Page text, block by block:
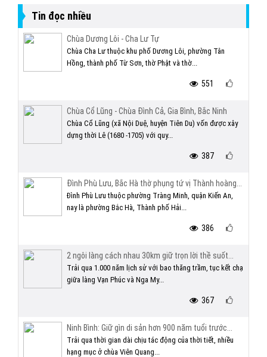
Tin đọc nhiều
Chùa Dương Lôi - Cha Lư Tự
Chùa Cha Lư thuộc khu phố Dương Lôi, phường Tân
Hồng, thành phố Từ Sơn, thờ Phật và thờ...
551
Chùa Cổ Lũng - Chùa Đình Cả, Gia Bình, Bắc Ninh
Chùa Cổ Lũng (xã Nội Duệ, huyện Tiên Du) vốn được xây
dựng thời Lê (1680 -1705) với quy...
387
Đình Phù Lưu, Bắc Hà thờ phụng tứ vị Thành hoàng...
Đình Phù Lưu thuộc phường Tràng Minh, quận Kiến An,
nay là phường Bắc Hà, Thành phố Hải...
386
2 ngôi làng cách nhau 30km giữ trọn lời thề suốt...
Trải qua 1.000 năm lịch sử với bao thăng trầm, tục kết chạ
giữa làng Vạn Phúc và Nga My...
367
Ninh Bình: Giữ gìn di sản hơn 900 năm tuổi trước...
Trải qua thời gian dài chịu tác động của thời tiết, nhiều
hạng mục ở chùa Viên Quang...